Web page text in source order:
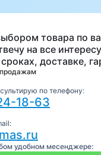
товара по
на все
доставке,
по телефону:
18-63
удобном месенджере: